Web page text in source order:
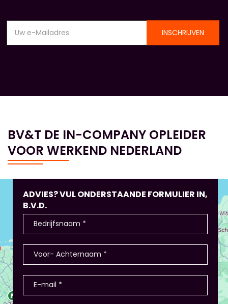
INSCHRIJVEN
BV&T DE IN-COMPANY OPLEIDER
VOOR WERKEND NEDERLAND
ADVIES? VUL ONDERSTAANDE FORMULIER IN,
B.V.D.